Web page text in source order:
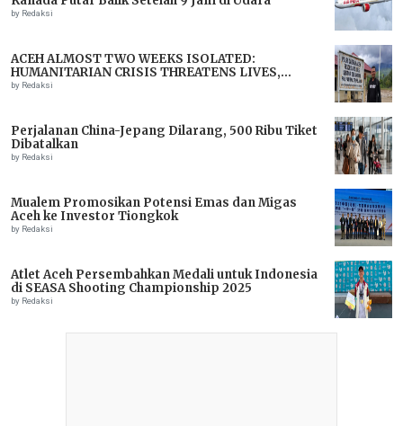
by Redaksi
ACEH ALMOST TWO WEEKS ISOLATED:
HUMANITARIAN CRISIS THREATENS LIVES,
IMMEDIATE ASSISTANCE URGENTLY NEEDED
by Redaksi
Perjalanan China-Jepang Dilarang, 500 Ribu Tiket
Dibatalkan
by Redaksi
Mualem Promosikan Potensi Emas dan Migas
Aceh ke Investor Tiongkok
by Redaksi
Atlet Aceh Persembahkan Medali untuk Indonesia
di SEASA Shooting Championship 2025
by Redaksi